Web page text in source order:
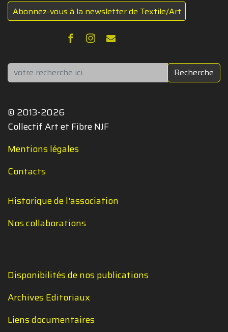
Abonnez-vous à la newsletter de Textile/Art
Rechercher Recherche
© 2013-2026
Collectif Art et Fibre NJF
Mentions légales
Contacts
Historique de l'association
Nos collaborations
Disponibilités de nos publications
Archives Editoriaux
Liens documentaires